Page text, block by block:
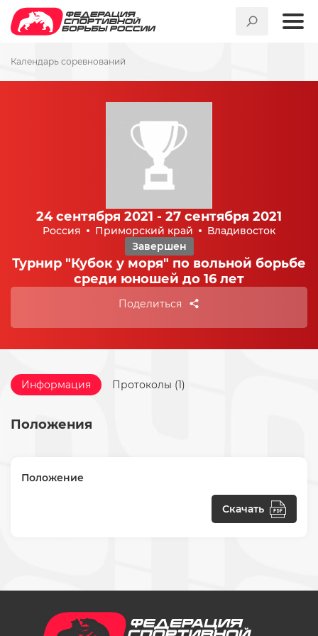
Календарь соревнований
24 сентября 2021 - 27 сентября 2021
Россия Приморский край
Владивосток
Завершен
Турнир "Кубок у моря" по вольной борьбе
среди юношей до 16 лет
Поделиться
Информация Протоколы (1)
Положения
Положение
Скачать